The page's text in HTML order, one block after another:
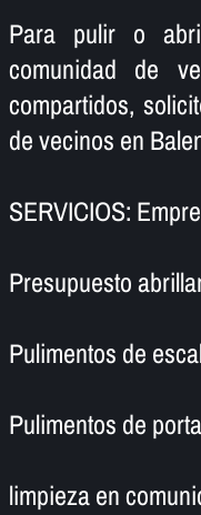
Para pulir o
comunidad de
compartidos,
de vecinos en
SERVICIOS:
Presupuesto
Pulimentos de
Pulimentos de
limpieza en